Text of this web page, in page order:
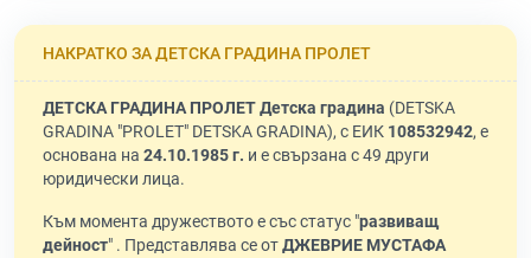
НАКРАТКО ЗА ДЕТСКА ГРАДИНА ПРОЛЕТ
ДЕТСКА ГРАДИНА ПРОЛЕТ Детска градина (DETSKA
GRADINA "PROLET" DETSKA GRADINA), с ЕИК 108532942, е
основана на 24.10.1985 г. и е свързана с 49 други
юридически лица.
Към момента дружеството е със статус "развиващ
дейност" . Представлява се отДЖЕВРИЕ МУСТАФА